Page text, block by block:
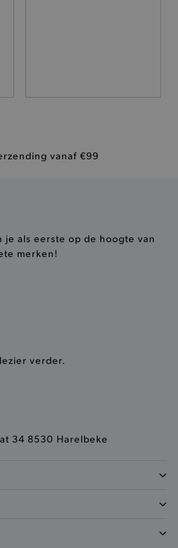
vanaf €99
als eerste op de hoogte van
merken!
verder.
34 8530 Harelbeke
en zorgen ervoor dat de